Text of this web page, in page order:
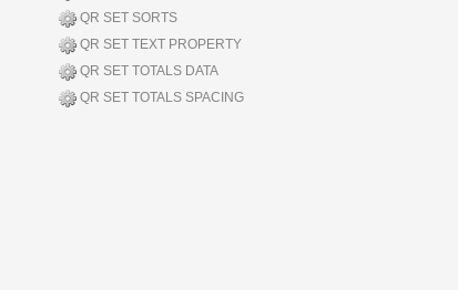
QR SET SORTS
QR SET TEXT PROPERTY
QR SET TOTALS DATA
QR SET TOTALS SPACING